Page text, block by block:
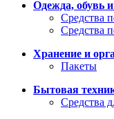
Одежда, обувь
Средства
Средства
Хранение и
Пакеты
Бытовая
Средства